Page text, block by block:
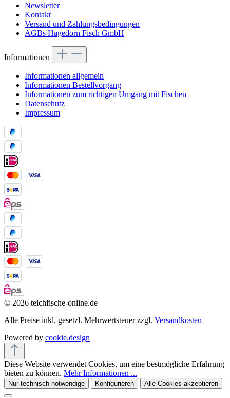
Newsletter
Kontakt
Versand und Zahlungsbedingungen
AGBs Hagedorn Fisch GmbH
Informationen
Informationen allgemein
Informationen Bestellvorgang
Informationen zum richtigen Umgang mit Fischen
Datenschutz
Impressum
© 2026 teichfische-online.de
Alle Preise inkl. gesetzl. Mehrwertsteuer zzgl. Versandkosten
Powered by cookie.design
Diese Website verwendet Cookies, um eine bestmögliche Erfahrung
bieten zu können. Mehr Informationen ...
Nur technisch notwendige Konfigurieren Alle Cookies akzeptieren